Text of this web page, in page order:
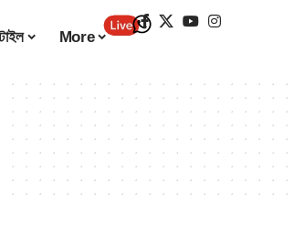
More